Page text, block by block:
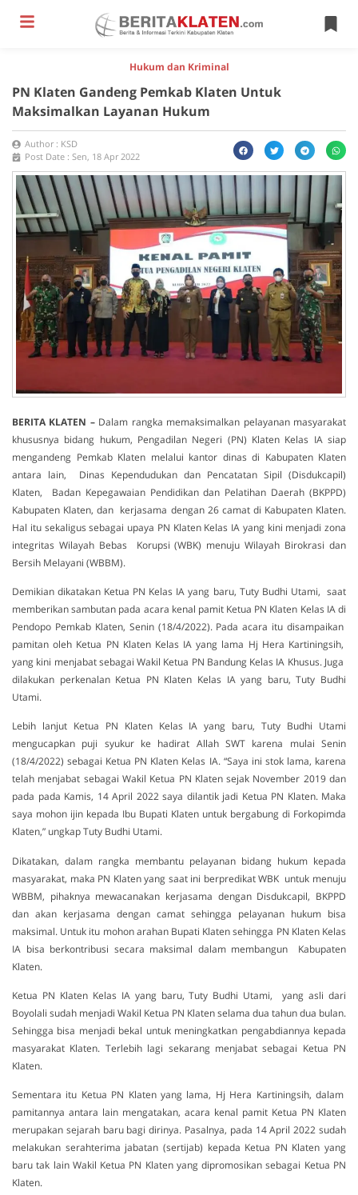
Hukum dan Kriminal
PN Klaten Gandeng Pemkab Klaten Untuk
Maksimalkan Layanan Hukum
Author : KSD
Post Date : Sen, 18 Apr 2022
BERITA KLATEN – Dalam rangka memaksimalkan pelayanan masyarakat
khususnya bidang hukum, Pengadilan Negeri (PN) Klaten Kelas IA siap
mengandeng Pemkab Klaten melalui kantor dinas di Kabupaten Klaten
antara lain, Dinas Kependudukan dan Pencatatan Sipil (Disdukcapil)
Klaten, Badan Kepegawaian Pendidikan dan Pelatihan Daerah (BKPPD)
Kabupaten Klaten, dan kerjasama dengan 26 camat di Kabupaten Klaten.
Hal itu sekaligus sebagai upaya PN Klaten Kelas IA yang kini menjadi zona
integritas Wilayah Bebas Korupsi (WBK) menuju Wilayah Birokrasi dan
Bersih Melayani (WBBM).
Demikian dikatakan Ketua PN Kelas IA yang baru, Tuty Budhi Utami, saat
memberikan sambutan pada acara kenal pamit Ketua PN Klaten Kelas IA di
Pendopo Pemkab Klaten, Senin (18/4/2022). Pada acara itu disampaikan
pamitan oleh Ketua PN Klaten Kelas IA yang lama Hj Hera Kartiningsih,
yang kini menjabat sebagai Wakil Ketua PN Bandung Kelas IA Khusus. Juga
dilakukan perkenalan Ketua PN Klaten Kelas IA yang baru, Tuty Budhi
Utami.
Lebih lanjut Ketua PN Klaten Kelas IA yang baru, Tuty Budhi Utami
mengucapkan puji syukur ke hadirat Allah SWT karena mulai Senin
(18/4/2022) sebagai Ketua PN Klaten Kelas IA. “Saya ini stok lama, karena
telah menjabat sebagai Wakil Ketua PN Klaten sejak November 2019 dan
pada pada Kamis, 14 April 2022 saya dilantik jadi Ketua PN Klaten. Maka
saya mohon ijin kepada Ibu Bupati Klaten untuk bergabung di Forkopimda
Klaten,” ungkap Tuty Budhi Utami.
Dikatakan, dalam rangka membantu pelayanan bidang hukum kepada
masyarakat, maka PN Klaten yang saat ini berpredikat WBK untuk menuju
WBBM, pihaknya mewacanakan kerjasama dengan Disdukcapil, BKPPD
dan akan kerjasama dengan camat sehingga pelayanan hukum bisa
maksimal. Untuk itu mohon arahan Bupati Klaten sehingga PN Klaten Kelas
IA bisa berkontribusi secara maksimal dalam membangun Kabupaten
Klaten.
Ketua PN Klaten Kelas IA yang baru, Tuty Budhi Utami, yang asli dari
Boyolali sudah menjadi Wakil Ketua PN Klaten selama dua tahun dua bulan.
Sehingga bisa menjadi bekal untuk meningkatkan pengabdiannya kepada
masyarakat Klaten. Terlebih lagi sekarang menjabat sebagai Ketua PN
Klaten.
Sementara itu Ketua PN Klaten yang lama, Hj Hera Kartiningsih, dalam
pamitannya antara lain mengatakan, acara kenal pamit Ketua PN Klaten
merupakan sejarah baru bagi dirinya. Pasalnya, pada 14 April 2022 sudah
melakukan serahterima jabatan (sertijab) kepada Ketua PN Klaten yang
baru tak lain Wakil Ketua PN Klaten yang dipromosikan sebagai Ketua PN
Klaten.